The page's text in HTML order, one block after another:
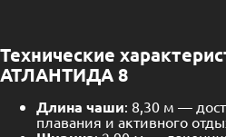
Технические
АТЛАНТИДА 8
Длина чаши: 8,30 м —
плавания и активного